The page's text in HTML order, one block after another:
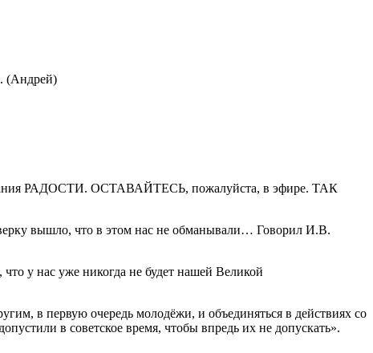
(Андрей)
РАДОСТИ. ОСТАВАЙТЕСЬ, пожалуйста, в эфире. ТАК
вышло, что в этом нас не обманывали… Говорил И.В.
у нас уже никогда не будет нашей Великой
в первую очередь молодёжи, и объединяться в действиях со
в советское время, чтобы впредь их не допускать».